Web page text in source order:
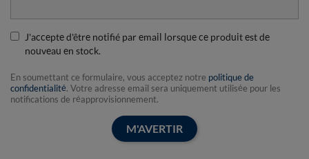
J'accepte d'être notifié par email lorsque ce produit est de
nouveau en stock.
En soumettant ce formulaire, vous acceptez notre politique de
confidentialité. Votre adresse email sera uniquement utilisée pour les
notifications de réapprovisionnement.
M'AVERTIR